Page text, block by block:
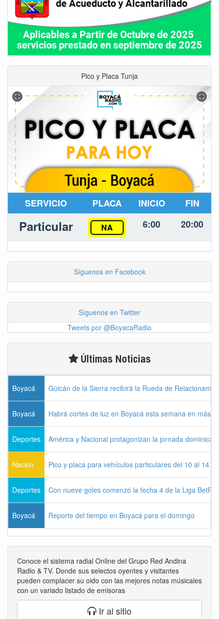
Pico y Placa Tunja
SERVICIO PLACA INICIO FIN
Particular NA 6:00 20:00
Síguenos en Facebook
Síguenos en Twitter
Tweets por @BoyacaRadio
Últimas Noticias
Boyacá Güicán de la Sierra recibirá la Rueda de
Boyacá Habrá cortes de luz en Boyacá esta semana en más
Deportes América y Nacional protagonizan la jornada dominical
Nación Pico y placa para vehículos particulares del 10 al 14
Deportes Con nueve goles comenzó la fecha 4 de la Liga
Boyacá Reporte del tiempo en Boyacá para el domingo
Conoce el sistema radial Online del Grupo Red Andina
Radio & TV. Donde sus selectos oyentes y visitantes
pueden complacer su oido con las mejores notas músicales
con un variado listado de emisoras
Ir al sitio